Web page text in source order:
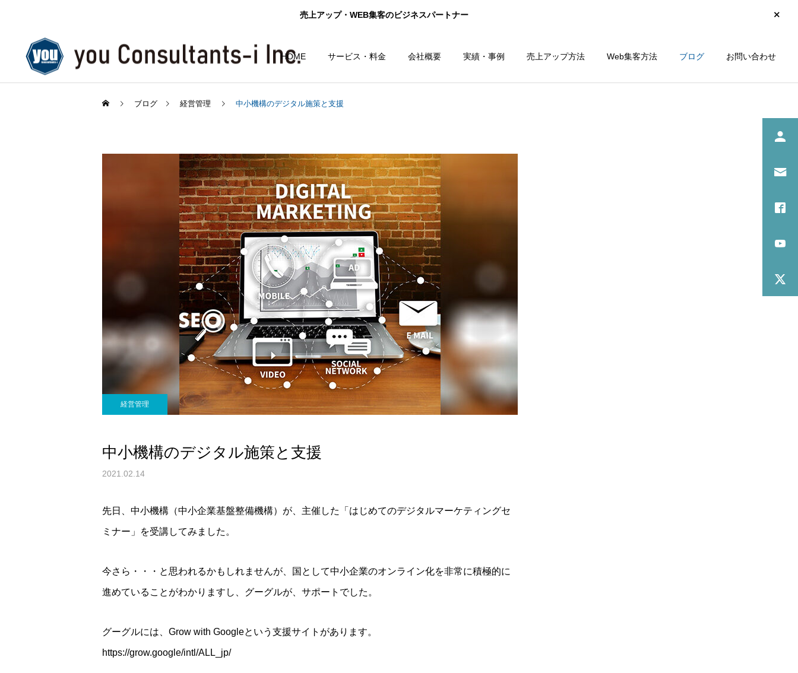
売上アップ・WEB集客のビジネスパートナー
HOME サービス・料金 会社概要 実績・事例 売上アップ方法 Web集客方法 ブログ お問い合わせ
ブログ 経営管理 中小機構のデジタル施策と支援
経営管理
中小機構のデジタル施策と支援
2021.02.14
先日、中小機構（中小企業基盤整備機構）が、主催した「はじめてのデジタルマーケティングセ
ミナー」を受講してみました。
今さら・・・と思われるかもしれませんが、国として中小企業のオンライン化を非常に積極的に
進めていることがわかりますし、グーグルが、サポートでした。
グーグルには、Grow with Googleという支援サイトがあります。
https://grow.google/intl/ALL_jp/